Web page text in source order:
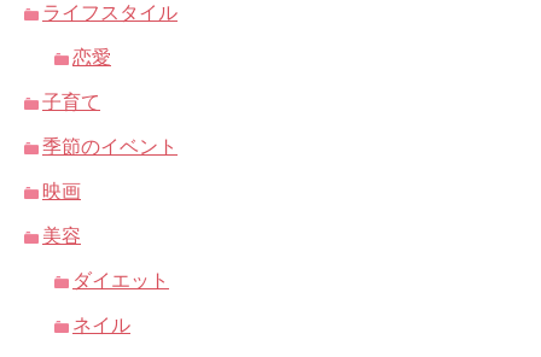
ライフスタイル
恋愛
子育て
季節のイベント
映画
美容
ダイエット
ネイル